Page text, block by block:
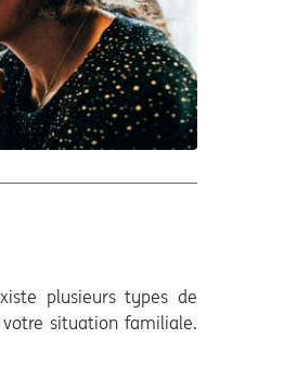
plusieurs types de
situation familiale.